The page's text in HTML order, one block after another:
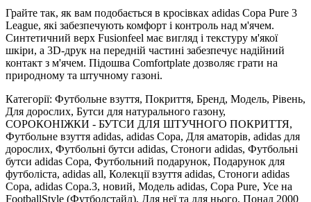
Грайте так, як вам подобається в кросівках adidas Copa Pure 3
League, які забезпечують комфорт і контроль над м'ячем.
Синтетичний верх Fusionfeel має вигляд і текстуру м'якої
шкіри, а 3D-друк на передній частині забезпечує надійний
контакт з м'ячем. Підошва Comfortplate дозволяє грати на
природному та штучному газоні.
Категорії: Футбольне взуття, Покриття, Бренд, Модель, Рівень,
Для дорослих, Бутси для натурального газону,
СОРОКОНІЖКИ - БУТСИ ДЛЯ ШТУЧНОГО ПОКРИТТЯ,
Футбольне взуття adidas, adidas Copa, Для аматорів, adidas для
дорослих, Футбольні бутси adidas, Стоноги adidas, Футбольні
бутси adidas Copa, Футбольний подарунок, Подарунок для
футболіста, adidas all, Колекції взуття adidas, Стоноги adidas
Copa, adidas Copa.3, новий, Модель adidas, Copa Pure, Усе на
FootballStyle (Футболстайл), Для неї та для нього, Понад 2000